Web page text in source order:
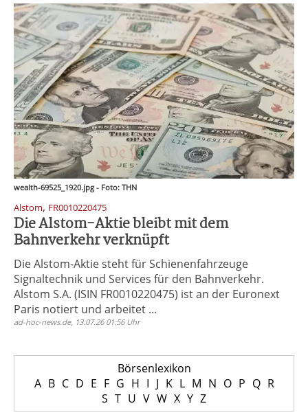
wealth-69525_1920.jpg - Foto: THN
Alstom, FR0010220475
Die Alstom-Aktie bleibt mit dem
Bahnverkehr verknüpft
Die Alstom-Aktie steht für Schienenfahrzeuge
Signaltechnik und Services für den Bahnverkehr.
Alstom S.A. (ISIN FR0010220475) ist an der Euronext
Paris notiert und arbeitet ...
ad-hoc-news.de, 13.07.26 01:56 Uhr
Börsenlexikon
A B C D E F G H I J K L M N O P Q R
S T U V W X Y Z